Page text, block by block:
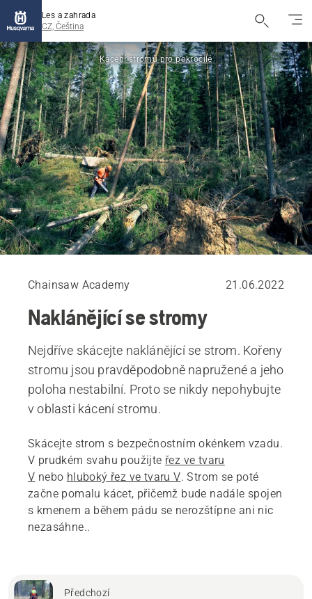
Les a zahrada
CZ, Čeština
Kácení stromů pro pokročilé
Chainsaw Academy 21.06.2022
Naklánějící se stromy
Nejdříve skácejte naklánějící se strom. Kořeny
stromu jsou pravděpodobně napružené a jeho
poloha nestabilní. Proto se nikdy nepohybujte
v oblasti kácení stromu.
Skácejte strom s bezpečnostním okénkem vzadu.
V prudkém svahu použijte řez ve tvaru
V nebo hluboký řez ve tvaru V. Strom se poté
začne pomalu kácet, přičemž bude nadále spojen
s kmenem a během pádu se nerozštípne ani nic
nezasáhne..
Předchozí